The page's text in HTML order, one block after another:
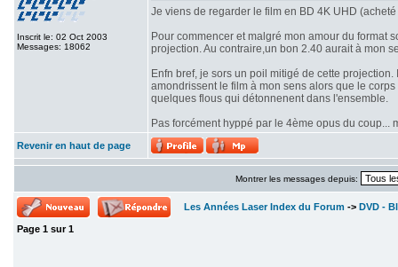
Inscrit le: 02 Oct 2003
Messages: 18062
Je viens de regarder le film en BD 4K UHD
Pour commencer et malgré mon amour du format
projection. Au contraire,un bon 2.40 aurait à mon
Enfn bref, je sors un poil mitigé de cette
amondrissent le film à mon sens alors que le
quelques flous qui détonnenent dans l'ensemble.
Pas forcément hyppé par le 4ème opus du
Revenir en haut de page
Montrer les messages depuis:
Les Années Laser Index du Forum -> DVD -
Page 1 sur1